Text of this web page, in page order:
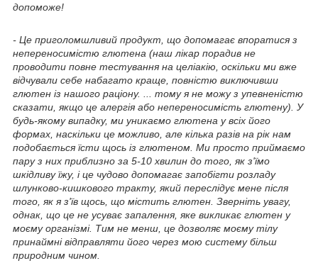
допоможе!
- Це приголомшливий продукт, що допомагає впоратися з
непереносимістю глютена (наш лікар порадив не
проводити повне тестування на целіакію, оскільки ми вже
відчували себе набагато краще, повністю виключивши
глютен із нашого раціону. ... тому я не можу з упевненістю
сказати, якщо це алергія або непереносимість глютену). У
будь-якому випадку, ми уникаємо глютена у всіх його
формах, наскільки це можливо, але кілька разів на рік нам
подобається їсти щось із глютеном. Ми просто приймаємо
пару з них приблизно за 5-10 хвилин до того, як з'їмо
шкідливу їжу, і це чудово допомагає запобігти розладу
шлунково-кишкового тракту, який переслідує мене після
того, як я з'їв щось, що містить глютен. Зверніть увагу,
однак, що це не усуває запалення, яке викликає глютен у
моєму організмі. Тим не менш, це дозволяє моєму тілу
принаймні відправляти його через мою систему більш
природним чином.